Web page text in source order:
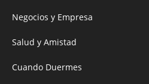
Negocios y Empresa
Salud y Amistad
Cuando Duermes